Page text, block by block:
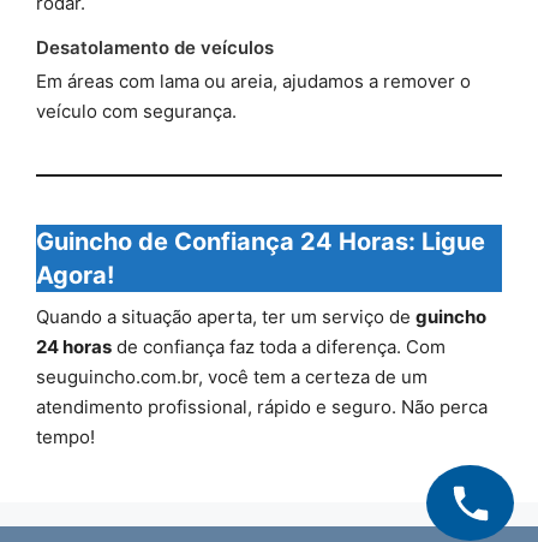
Desatolamento de veículos
Em áreas com lama ou areia, ajudamos a remover o
veículo com segurança.
Guincho de Confiança 24 Horas: Ligue
Agora!
Quando a situação aperta, ter um serviço de guincho
24 horas de confiança faz toda a diferença. Com
seuguincho.com.br, você tem a certeza de um
atendimento profissional, rápido e seguro. Não perca
tempo!